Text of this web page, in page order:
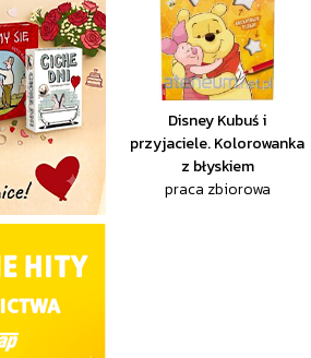
Disney Kubuś i
przyjaciele. Kolorowanka
z błyskiem
praca zbiorowa